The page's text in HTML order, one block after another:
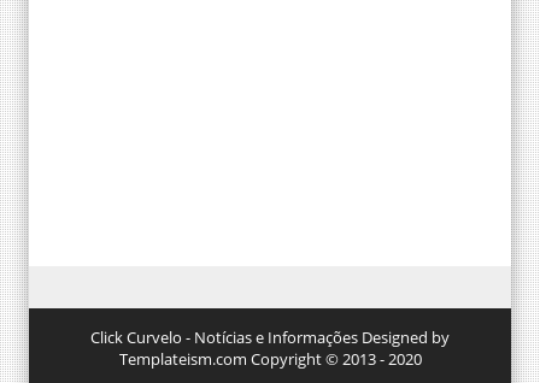
Click Curvelo - Notícias e Informações Designed by
Templateism.com Copyright © 2013 - 2020